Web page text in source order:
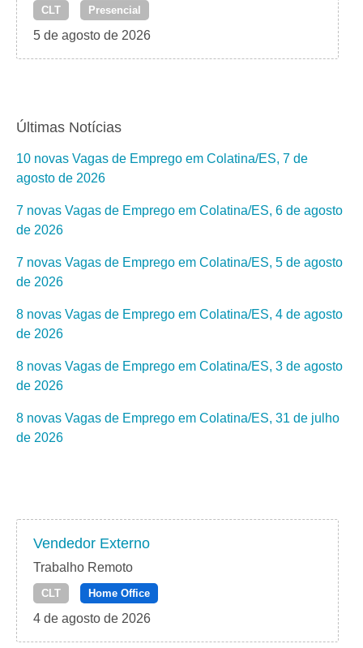
CLT Presencial
5 de agosto de 2026
Últimas Notícias
10 novas Vagas de Emprego em Colatina/ES, 7 de
agosto de 2026
7 novas Vagas de Emprego em Colatina/ES, 6 de agosto
de 2026
7 novas Vagas de Emprego em Colatina/ES, 5 de agosto
de 2026
8 novas Vagas de Emprego em Colatina/ES, 4 de agosto
de 2026
8 novas Vagas de Emprego em Colatina/ES, 3 de agosto
de 2026
8 novas Vagas de Emprego em Colatina/ES, 31 de julho
de 2026
Vendedor Externo
Trabalho Remoto
CLT Home Office
4 de agosto de 2026